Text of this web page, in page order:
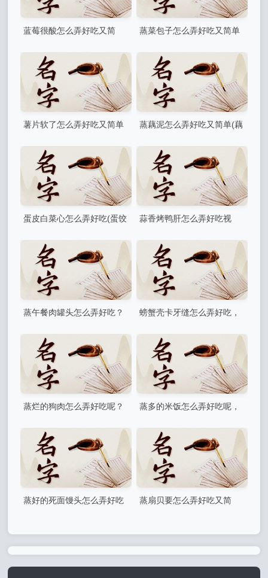
蓝莓很酸怎么弄好吃又简
蒸菜包子怎么弄好吃又简单
薯片软了怎么弄好吃又简单
蒸藕泥怎么弄好吃又简单(藕
蛋皮白菜心怎么弄好吃(蛋饺
蒜香烤鸭肝怎么弄好吃视
蒸午餐肉罐头怎么弄好吃？
螃蟹壳卡牙缝怎么弄好吃，
蒸烂的狗肉怎么弄好吃呢？
蒸多的米饭怎么弄好吃呢，
蒸好的死面馒头怎么弄好吃
蒸扇贝要怎么弄好吃又简